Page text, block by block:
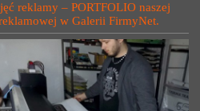
reklamy – PORTFOLIO naszej
w Galerii FirmyNet.